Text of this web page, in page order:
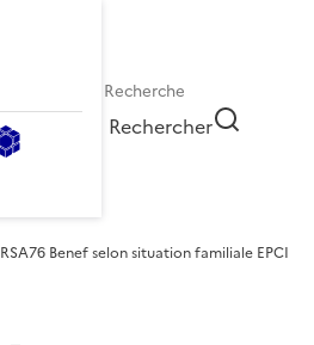
Rechercher
RSA76 Benef selon situation familiale EPCI